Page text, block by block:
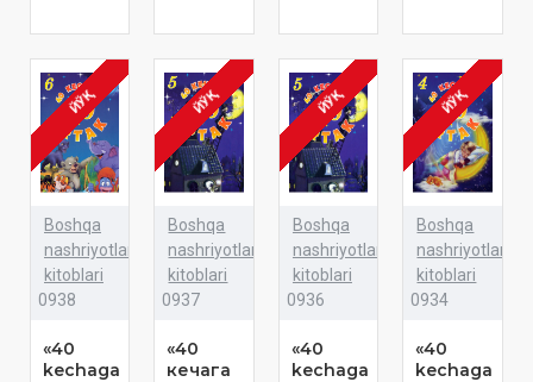
ЙЎҚ
Boshqa
nashriyotlar
kitoblari
0938
«40
kechaga
ЙЎҚ
Boshqa
nashriyotlar
kitoblari
0937
«40
кечага
ЙЎҚ
Boshqa
nashriyotlar
kitoblari
0936
«40
kechaga
ЙЎҚ
Boshqa
nashriyotlar
kitoblari
0934
«40
kechaga